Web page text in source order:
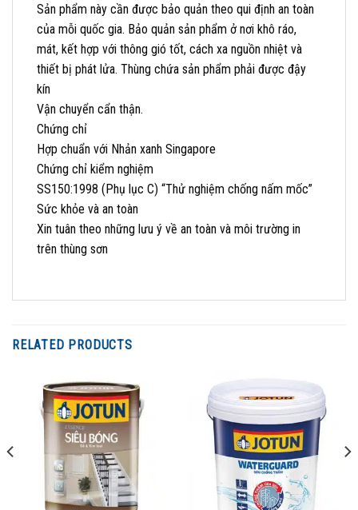
Sản phẩm này cần được bảo quản theo qui định an toàn
của mỗi quốc gia. Bảo quản sản phẩm ở nơi khô ráo,
mát, kết hợp với thông gió tốt, cách xa nguồn nhiệt và
thiết bị phát lửa. Thùng chứa sản phẩm phải được đậy
kín
Vận chuyển cẩn thận.
Chứng chỉ
Hợp chuẩn với Nhản xanh Singapore
Chứng chỉ kiểm nghiệm
SS150:1998 (Phụ lục C) “Thử nghiệm chống nấm mốc”
Sức khỏe và an toàn
Xin tuân theo những lưu ý về an toàn và môi trường in
trên thùng sơn
RELATED PRODUCTS